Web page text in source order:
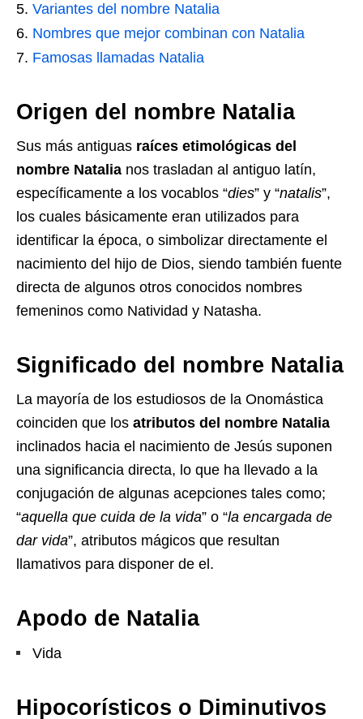
Variantes del nombre Natalia
Nombres que mejor combinan con Natalia
Famosas llamadas Natalia
Origen del nombre Natalia
Sus más antiguas raíces etimológicas del
nombre Natalia nos trasladan al antiguo latín,
específicamente a los vocablos “dies” y “natalis”,
los cuales básicamente eran utilizados para
identificar la época, o simbolizar directamente el
nacimiento del hijo de Dios, siendo también fuente
directa de algunos otros conocidos nombres
femeninos como Natividad y Natasha.
Significado del nombre Natalia
La mayoría de los estudiosos de la Onomástica
coinciden que los atributos del nombre Natalia
inclinados hacia el nacimiento de Jesús suponen
una significancia directa, lo que ha llevado a la
conjugación de algunas acepciones tales como;
“aquella que cuida de la vida” o “la encargada de
dar vida”, atributos mágicos que resultan
llamativos para disponer de el.
Apodo de Natalia
Vida
Hipocorísticos o Diminutivos